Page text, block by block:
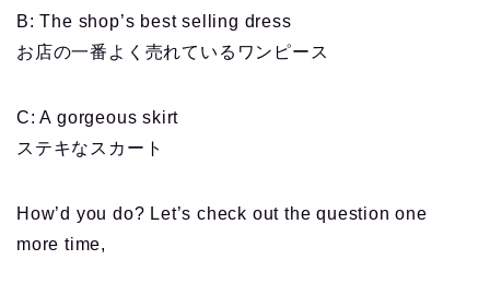
B: The shop’s best selling dress
お店の一番よく売れているワンピース
C: A gorgeous skirt
ステキなスカート
How’d you do? Let’s check out the question one
more time,